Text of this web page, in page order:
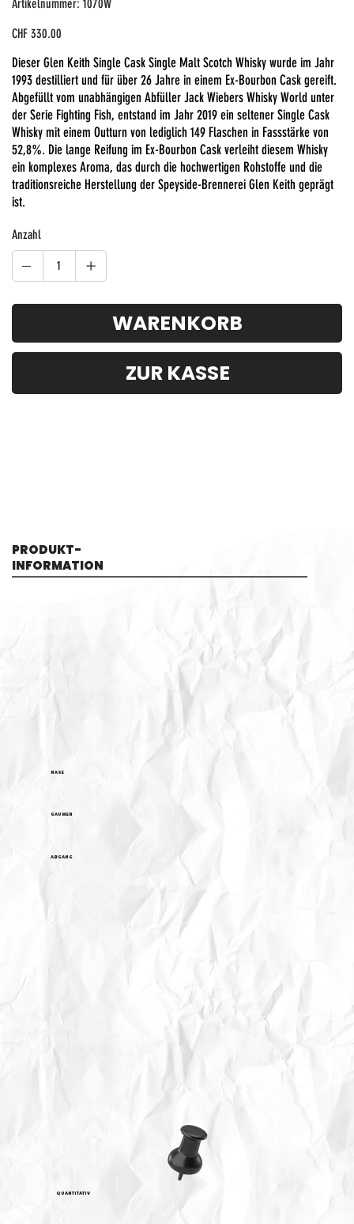
Artikelnummer: 1070W
1070W
Preis
CHF 330.00
Dieser Glen Keith Single Cask Single Malt Scotch Whisky wurde im Jahr
1993 destilliert und für über 26 Jahre in einem Ex-Bourbon Cask gereift.
Abgefüllt vom unabhängigen Abfüller Jack Wiebers Whisky World unter
der Serie Fighting Fish, entstand im Jahr 2019 ein seltener Single Cask
Whisky mit einem Outturn von lediglich 149 Flaschen in Fassstärke von
52,8%. Die lange Reifung im Ex-Bourbon Cask verleiht diesem Whisky
ein komplexes Aroma, das durch die hochwertigen Rohstoffe und die
traditionsreiche Herstellung der Speyside-Brennerei Glen Keith geprägt
ist.
Anzahl
WARENKORB
ZUR KASSE
NASE
GAUMEN
ABGANG
QUANTITATIV
PRODUKT-
INFORMATION